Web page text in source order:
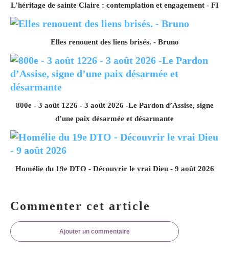
L’héritage de sainte Claire : contemplation et engagement - FI
Elles renouent des liens brisés. - Bruno
800e - 3 août 1226 - 3 août 2026 -Le Pardon d’Assise, signe
d’une paix désarmée et désarmante
Homélie du 19e DTO - Découvrir le vrai Dieu - 9 août 2026
Commenter cet article
Ajouter un commentaire